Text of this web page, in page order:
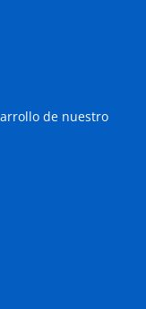
de nuestro